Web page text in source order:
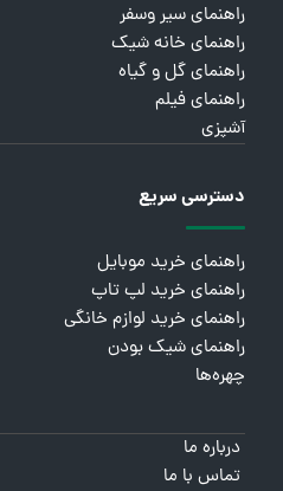
راهنمای سیر وسفر
راهنمای خانه شیک
راهنمای گل و گیاه
راهنمای فیلم
آشپزی
دسترسی سریع
راهنمای خرید موبایل
راهنمای خرید لپ تاپ
راهنمای خرید لوازم خانگی
راهنمای شیک بودن
چهره‌ها
درباره ما
تماس با ما